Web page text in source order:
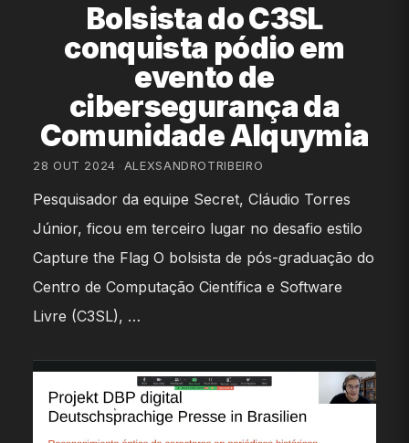
Bolsista do C3SL
conquista pódio em
evento de
cibersegurança da
Comunidade Alquymia
28 OUT 2024 ALEXSANDROTRIBEIRO
Pesquisador da equipe Secret, Cláudio Torres
Júnior, ficou em terceiro lugar no desafio estilo
Capture the Flag O bolsista de pós-graduação do
Centro de Computação Científica e Software
Livre (C3SL), …